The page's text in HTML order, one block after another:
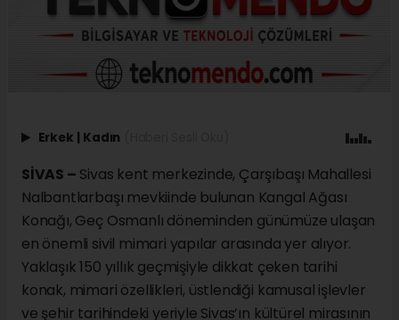
Erkek | Kadın
SİVAS – Sivas kent merkezinde, Çarşıbaşı Mahallesi
Nalbantlarbaşı mevkiinde bulunan Kangal Ağası
Konağı, Geç Osmanlı döneminden günümüze ulaşan
en önemli sivil mimari yapılar arasında yer alıyor.
Yaklaşık 150 yıllık geçmişiyle dikkat çeken tarihi
konak, mimari özellikleri, üstlendiği kamusal işlevler
ve şehir tarihindeki yeriyle Sivas’ın kültürel mirasının